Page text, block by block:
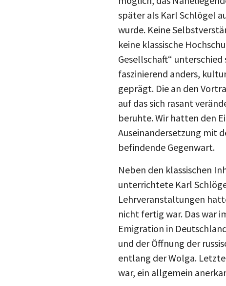
später als Karl Schlögel
wurde. Keine
keine klassische
Gesellschaft“
faszinierend anders,
geprägt. Die an den
auf das sich rasant
beruhte. Wir hatten den
Auseinandersetzung mit
befindende Gegenwart.
unterrichtete Karl
Lehrveranstaltungen
nicht fertig war. Das war
Emigration in
und der Öffnung der
entlang der Wolga.
war, ein allgemein